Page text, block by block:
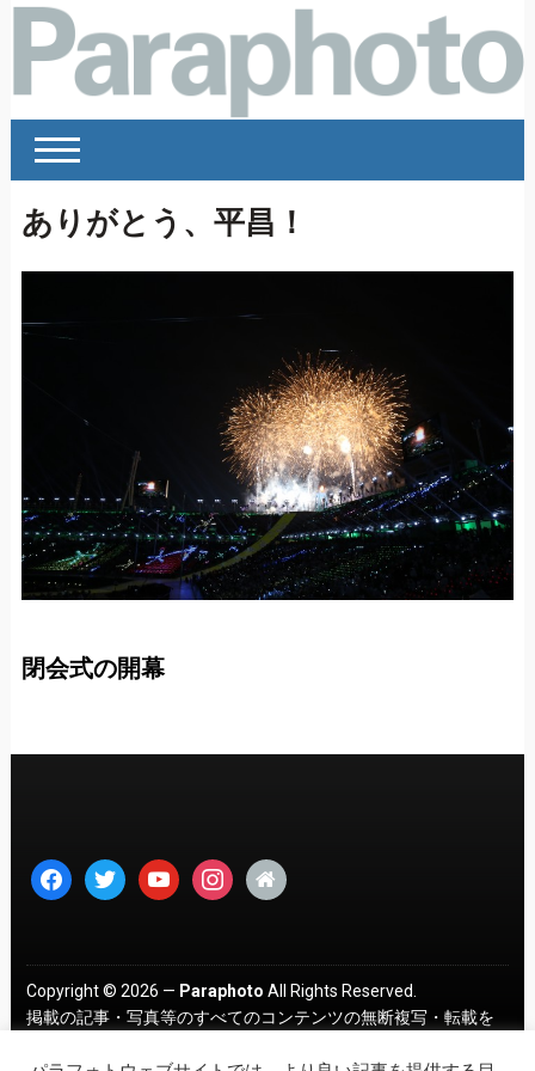
ありがとう、平昌！
閉会式の開幕
facebooktwitter youtubeinstagram
home
Copyright © 2026 — Paraphoto All Rights Reserved.
掲載の記事・写真等のすべてのコンテンツの無断複写・転載を